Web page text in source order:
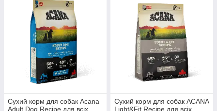
Сухий корм для собак Acana
Adult Dog Recipe для всіх
Сухий корм для собак ACANA
Light&Fit Recipe для всіх